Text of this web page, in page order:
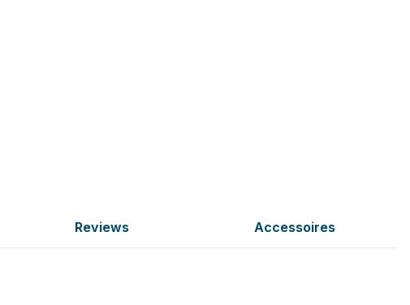
Reviews Accessoires